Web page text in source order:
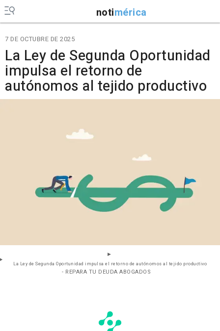
notimérica
7 DE OCTUBRE DE 2025
La Ley de Segunda Oportunidad
impulsa el retorno de
autónomos al tejido productivo
La Ley de Segunda Oportunidad impulsa el retorno de autónomos al tejido productivo
- REPARA TU DEUDA ABOGADOS